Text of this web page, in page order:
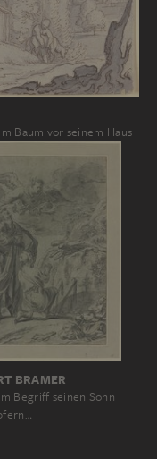
Baum vor seinem Haus
BRAMER
Begriff seinen Sohn